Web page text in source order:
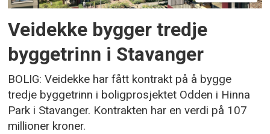
Veidekke bygger tredje
byggetrinn i Stavanger
BOLIG: Veidekke har fått kontrakt på å bygge
tredje byggetrinn i boligprosjektet Odden i Hinna
Park i Stavanger. Kontrakten har en verdi på 107
millioner kroner.